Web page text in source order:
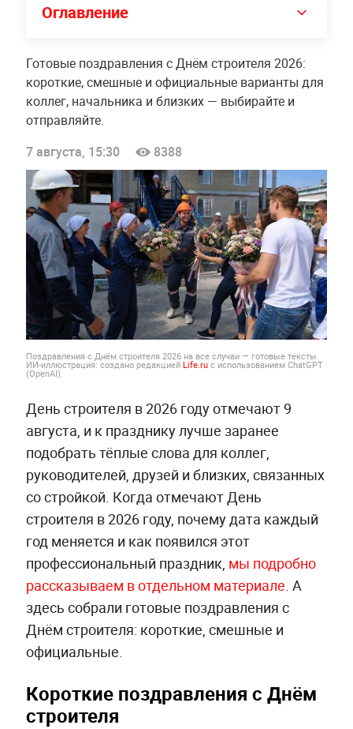
Оглавление
Готовые поздравления с Днём строителя 2026:
короткие, смешные и официальные варианты для
коллег, начальника и близких — выбирайте и
отправляйте.
7 августа, 15:30
8388
Поздравления с Днём строителя 2026 на все случаи — готовые тексты.
ИИ-иллюстрация: создано редакцией Life.ruс использованием ChatGPT
(OpenAI).
День строителя в 2026 году отмечают 9
августа, и к празднику лучше заранее
подобрать тёплые слова для коллег,
руководителей, друзей и близких, связанных
со стройкой. Когда отмечают День
строителя в 2026 году, почему дата каждый
год меняется и как появился этот
профессиональный праздник, мы подробно
рассказываем в отдельном материале. А
здесь собрали готовые поздравления с
Днём строителя: короткие, смешные и
официальные.
Короткие поздравления с Днём
строителя